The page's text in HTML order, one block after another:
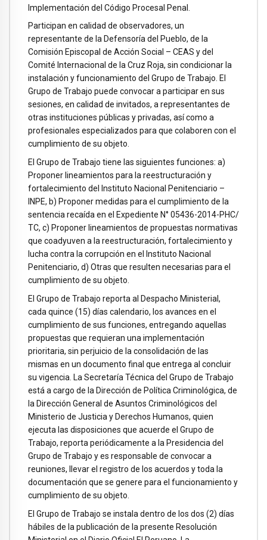
Implementación del Código Procesal Penal.
Participan en calidad de observadores, un
representante de la Defensoría del Pueblo, de la
Comisión Episcopal de Acción Social – CEAS y del
Comité Internacional de la Cruz Roja, sin condicionar la
instalación y funcionamiento del Grupo de Trabajo. El
Grupo de Trabajo puede convocar a participar en sus
sesiones, en calidad de invitados, a representantes de
otras instituciones públicas y privadas, así como a
profesionales especializados para que colaboren con el
cumplimiento de su objeto.
El Grupo de Trabajo tiene las siguientes funciones: a)
Proponer lineamientos para la reestructuración y
fortalecimiento del Instituto Nacional Penitenciario –
INPE, b) Proponer medidas para el cumplimiento de la
sentencia recaída en el Expediente N° 05436-2014-PHC/
TC, c) Proponer lineamientos de propuestas normativas
que coadyuven a la reestructuración, fortalecimiento y
lucha contra la corrupción en el Instituto Nacional
Penitenciario, d) Otras que resulten necesarias para el
cumplimiento de su objeto.
El Grupo de Trabajo reporta al Despacho Ministerial,
cada quince (15) días calendario, los avances en el
cumplimiento de sus funciones, entregando aquellas
propuestas que requieran una implementación
prioritaria, sin perjuicio de la consolidación de las
mismas en un documento final que entrega al concluir
su vigencia. La Secretaría Técnica del Grupo de Trabajo
está a cargo de la Dirección de Política Criminológica, de
la Dirección General de Asuntos Criminológicos del
Ministerio de Justicia y Derechos Humanos, quien
ejecuta las disposiciones que acuerde el Grupo de
Trabajo, reporta periódicamente a la Presidencia del
Grupo de Trabajo y es responsable de convocar a
reuniones, llevar el registro de los acuerdos y toda la
documentación que se genere para el funcionamiento y
cumplimiento de su objeto.
El Grupo de Trabajo se instala dentro de los dos (2) días
hábiles de la publicación de la presente Resolución